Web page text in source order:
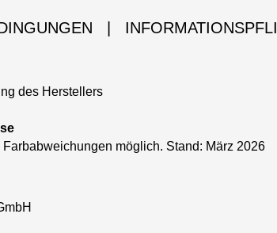
des Herstellers
möglich. Stand: März 2026